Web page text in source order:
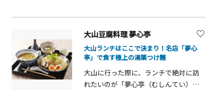
な魚介や三浦野菜を使った料理を、コ
ースだけでなくアラカルトで気ままに
楽しめるのも嬉しいポイントです。波
音をBGMに、刻一刻と表情を変える海
を眺めながら、旬の魚介料理とワイン
で乾杯するもよし、特製スイーツでテ
ィータイムを過ごすもよし。格式高い
明治6年から続くこの老舗。一歩足を踏
広がります。店内は完全バリアフリー
で広々としており、リュックや旅の荷
物があっても快適に過ごせます。登山
やお出かけ帰りの疲れた体に、職人が
丁寧に引いた出汁の香りや、手作りの
大山豆腐料理 夢心亭
大山ランチはここで決まり！名店「夢心
亭」で食す極上の湯葉つけ麺
大山に行った際に、ランチで絶対に訪
れたいのが「夢心亭（むしんてい）」